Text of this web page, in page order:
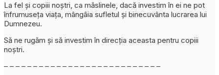
La fel și copiii noștri, ca măslinele, dacă investim în ei ne pot
înfrumuseța viața, mângâia sufletul și binecuvânta lucrarea lui
Dumnezeu.
Să ne rugăm și să investim în direcția aceasta pentru copiii
noștri.
– – – – – – – – – – – – – – – – – – – – – – – – – – –